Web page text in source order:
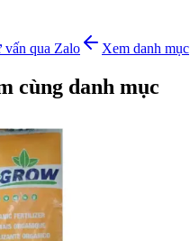
vấn qua Zalo Xem danh mục
cùng danh mục